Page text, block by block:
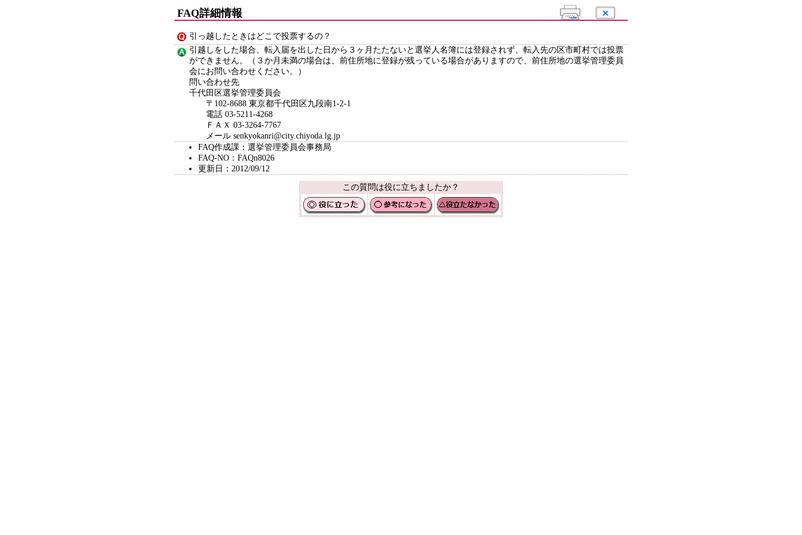
FAQ詳細情報
引っ越したときはどこで投票するの？
引越しをした場合、転入届を出した日から３ヶ月たたないと選挙人名簿には登録されず、転入先の区市町村では投票
ができません。（３か月未満の場合は、前住所地に登録が残っている場合がありますので、前住所地の選挙管理委員
会にお問い合わせください。）
問い合わせ先
千代田区選挙管理委員会
〒102-8688 東京都千代田区九段南1-2-1
電話 03-5211-4268
ＦＡＸ 03-3264-7767
メール senkyokanri@city.chiyoda.lg.jp
FAQ作成課：選挙管理委員会事務局
FAQ-NO：FAQn8026
更新日：2012/09/12
この質問は役に立ちましたか？